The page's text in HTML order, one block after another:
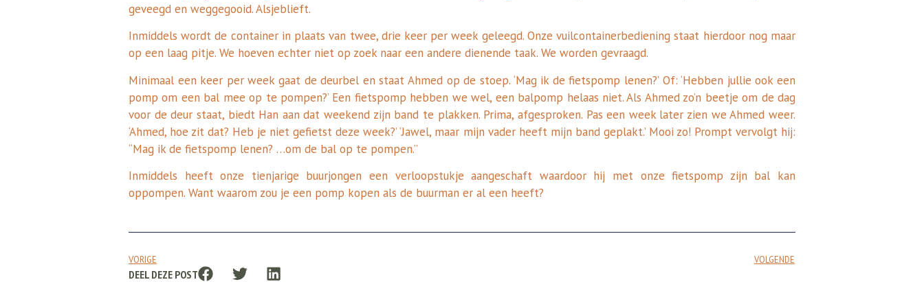
geveegd en weggegooid. Alsjeblieft.
Inmiddels wordt de container in plaats van twee, drie keer per week geleegd. Onze vuilcontainerbediening staat hierdoor nog maar
op een laag pitje. We hoeven echter niet op zoek naar een andere dienende taak. We worden gevraagd.
Minimaal een keer per week gaat de deurbel en staat Ahmed op de stoep. ‘Mag ik de fietspomp lenen?’ Of: ‘Hebben jullie ook een
pomp om een bal mee op te pompen?’ Een fietspomp hebben we wel, een balpomp helaas niet. Als Ahmed zo’n beetje om de dag
voor de deur staat, biedt Han aan dat weekend zijn band te plakken. Prima, afgesproken. Pas een week later zien we Ahmed weer.
‘Ahmed, hoe zit dat? Heb je niet gefietst deze week?’ ‘Jawel, maar mijn vader heeft mijn band geplakt.’ Mooi zo! Prompt vervolgt hij:
“Mag ik de fietspomp lenen? …om de bal op te pompen.”
Inmiddels heeft onze tienjarige buurjongen een verloopstukje aangeschaft waardoor hij met onze fietspomp zijn bal kan
oppompen. Want waarom zou je een pomp kopen als de buurman er al een heeft?
VORIGE VOLGENDE
DEEL DEZE POST